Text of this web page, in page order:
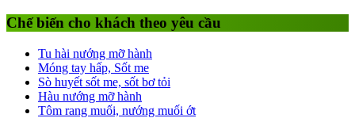
Chế biến cho khách theo yêu cầu
Tu hài nướng mỡ hành
Móng tay hấp, Sốt me
Sò huyết sốt me, sốt bơ tỏi
Hàu nướng mỡ hành
Tôm rang muối, nướng muối ớt